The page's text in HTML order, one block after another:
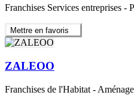
Franchises Services entreprises -
Mettre en favoris
ZALEOO
Franchises de l'Habitat -